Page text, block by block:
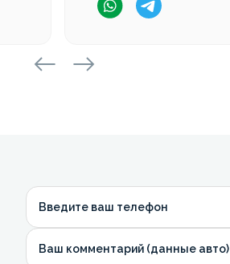
Введите ваш телефон
Ваш комментарий (данные авто)